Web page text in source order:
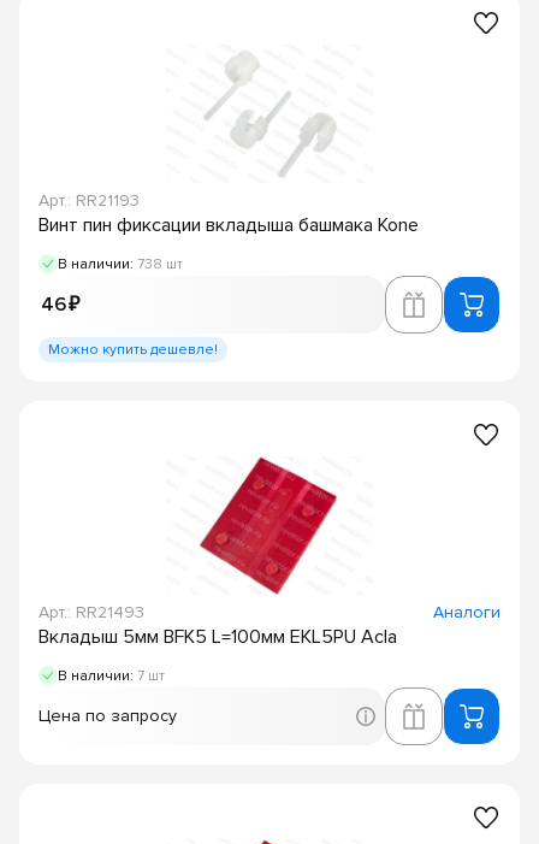
Арт.: RR21193
Винт пин фиксации вкладыша башмака Kone
В наличии: 738 шт
46 ₽
Можно купить дешевле!
Арт.: RR21493 Аналоги
Вкладыш 5мм BFK5 L=100мм EKL5PU Acla
В наличии: 7 шт
Цена по запросу